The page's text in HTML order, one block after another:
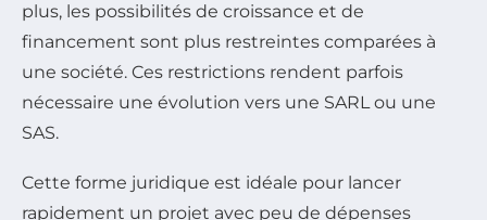
plus, les possibilités de croissance et de
financement sont plus restreintes comparées à
une société. Ces restrictions rendent parfois
nécessaire une évolution vers une SARL ou une
SAS.
Cette forme juridique est idéale pour lancer
rapidement un projet avec peu de dépenses